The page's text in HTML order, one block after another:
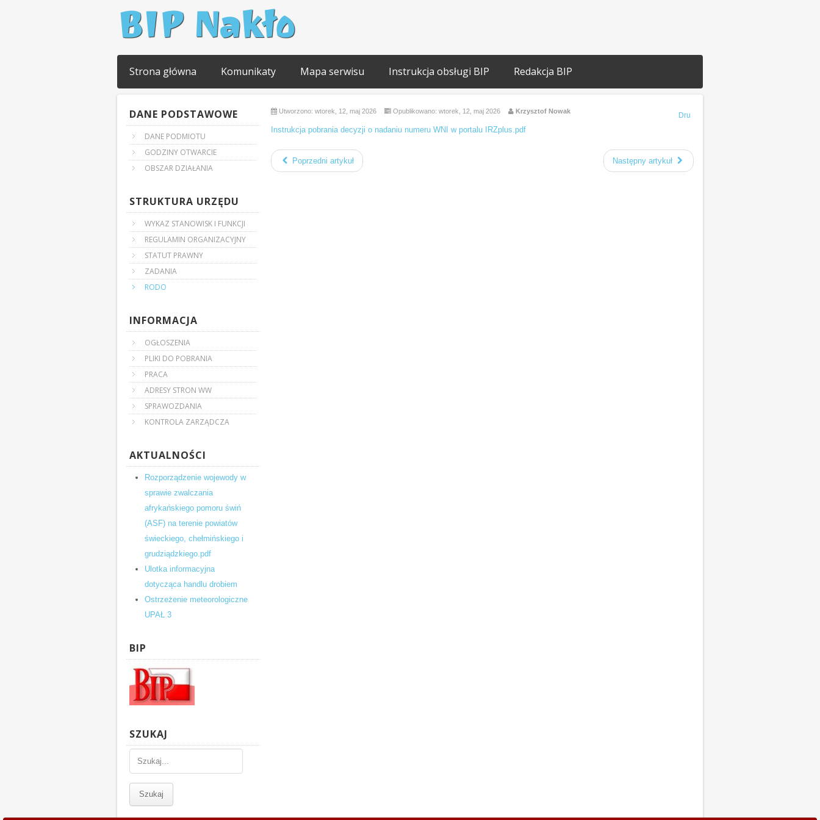
BIP Nakło
Strona główna Komunikaty Mapa serwisu Instrukcja obsługi BIP Redakcja BIP
DANE PODSTAWOWE
DANE PODMIOTU
GODZINY OTWARCIE
OBSZAR DZIAŁANIA
STRUKTURA URZĘDU
WYKAZ STANOWISK I FUNKCJI
REGULAMIN ORGANIZACYJNY
STATUT PRAWNY
ZADANIA
RODO
INFORMACJA
OGŁOSZENIA
PLIKI DO POBRANIA
PRACA
ADRESY STRON WW
SPRAWOZDANIA
KONTROLA ZARZĄDCZA
AKTUALNOŚCI
Rozporządzenie wojewody w
sprawie zwalczania
afrykańskiego pomoru świń
(ASF) na terenie powiatów
świeckiego, chełmińskiego i
grudziądzkiego.pdf
Ulotka informacyjna
dotycząca handlu drobiem
Ostrzeżenie meteorologiczne
UPAŁ 3
BIP
SZUKAJ
Drukuj
Utworzono: wtorek, 12, maj 2026 Opublikowano: wtorek, 12, maj 2026 Krzysztof Nowak
Instrukcja pobrania decyzji o nadaniu numeru WNI w portalu IRZplus.pdf
Poprzedni artykuł Następny artykuł